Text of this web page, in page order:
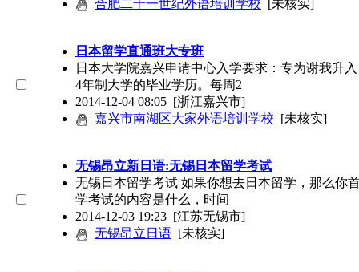
合肥二十一世纪外语培训学校 [未核实]
日本留学直通班大专班
日本大学院嘉兴申请中心入学要求：专为谢我升
4年制大学的毕业学历。每周2
2014-12-04 08:05 [浙江嘉兴市]
嘉兴市南湖区大家外语培训学校 [未核实]
无锡昂立新日语:无锡日本留学考试
无锡日本留学考试 如果你想去日本留学，那么你
学考试的内容是什么，时间
2014-12-03 19:23 [江苏无锡市]
无锡昂立日语 [未核实]